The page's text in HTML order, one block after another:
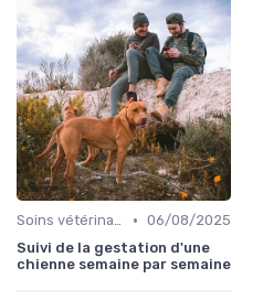
Soins vétérinaires pour chiens de chasse • 06/08/2025
Suivi de la gestation d'une
chienne semaine par semaine